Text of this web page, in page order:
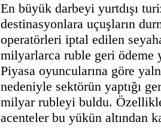
En büyük darbeyi yurtdışı
destinasyonlara uçuşların
operatörleri iptal edilen
milyarlarca ruble geri ödeme
Piyasa oyuncularına göre
nedeniyle sektörün yaptığı
milyar rubleyi buldu.
acenteler bu yükün altından